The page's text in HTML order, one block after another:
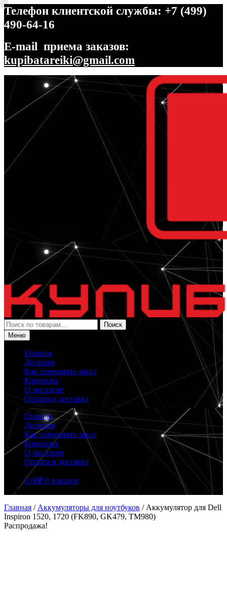
Телефон клиентской службы: +7 (499)
490-64-16
E-mail приема заказов:
kupibatareiki@gmail.com
Перейти
навигации
Перейти
содержимому
Искать:
Поиск
Меню
Главная
Дилерам
Как совершить заказ
Контакты
О магазине
Оплата и доставка
Главная
Дилерам
Как совершить заказ
Контакты
О магазине
Оплата и доставка
0.00₽ 0 товаров
Главная / Аккумуляторы для ноутбуков / Аккумулятор для Dell
Inspiron 1520, 1720 (FK890, GK479, TM980)
Распродажа!